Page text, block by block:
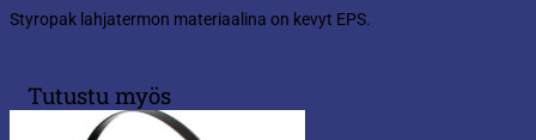
Styropak lahjatermon materiaalina on kevyt EPS.
Tutustu myös